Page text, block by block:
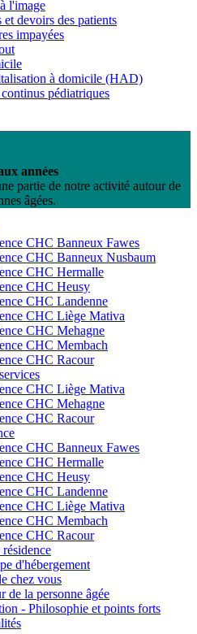
l'image
et devoirs des patients
impayées
à domicile (HAD)
pédiatriques
années
partie de notre activité autour de
âgées.
CHC Banneux Fawes
CHC Banneux Nusbaum
CHC Hermalle
CHC Heusy
CHC Landenne
CHC Liège Mativa
CHC Mehagne
CHC Membach
CHC Racour
CHC Liège Mativa
CHC Mehagne
CHC Racour
CHC Banneux Fawes
CHC Hermalle
CHC Heusy
CHC Landenne
CHC Liège Mativa
CHC Membach
CHC Racour
d'hébergement
chez vous
de la personne âgée
- Philosophie et points forts